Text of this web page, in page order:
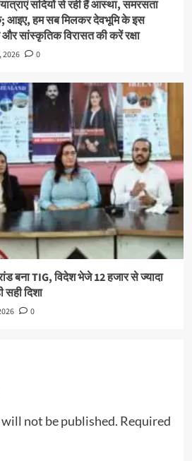
सदियों से रही हैं आस्था, समरसता
आइए, हम सब मिलकर देवभूमि के इस
सांस्कृतिक विरासत की करें रक्षा
2026 0
बना TIG, विदेश भेजे 12 हजार से ज्यादा
सही दिशा
0
not be published. Required